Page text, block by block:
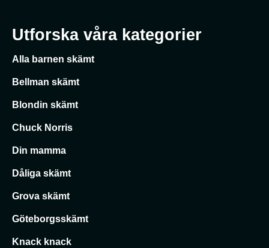
Utforska våra kategorier
Alla barnen skämt
Bellman skämt
Blondin skämt
Chuck Norris
Din mamma
Dåliga skämt
Grova skämt
Göteborgsskämt
Knack knack